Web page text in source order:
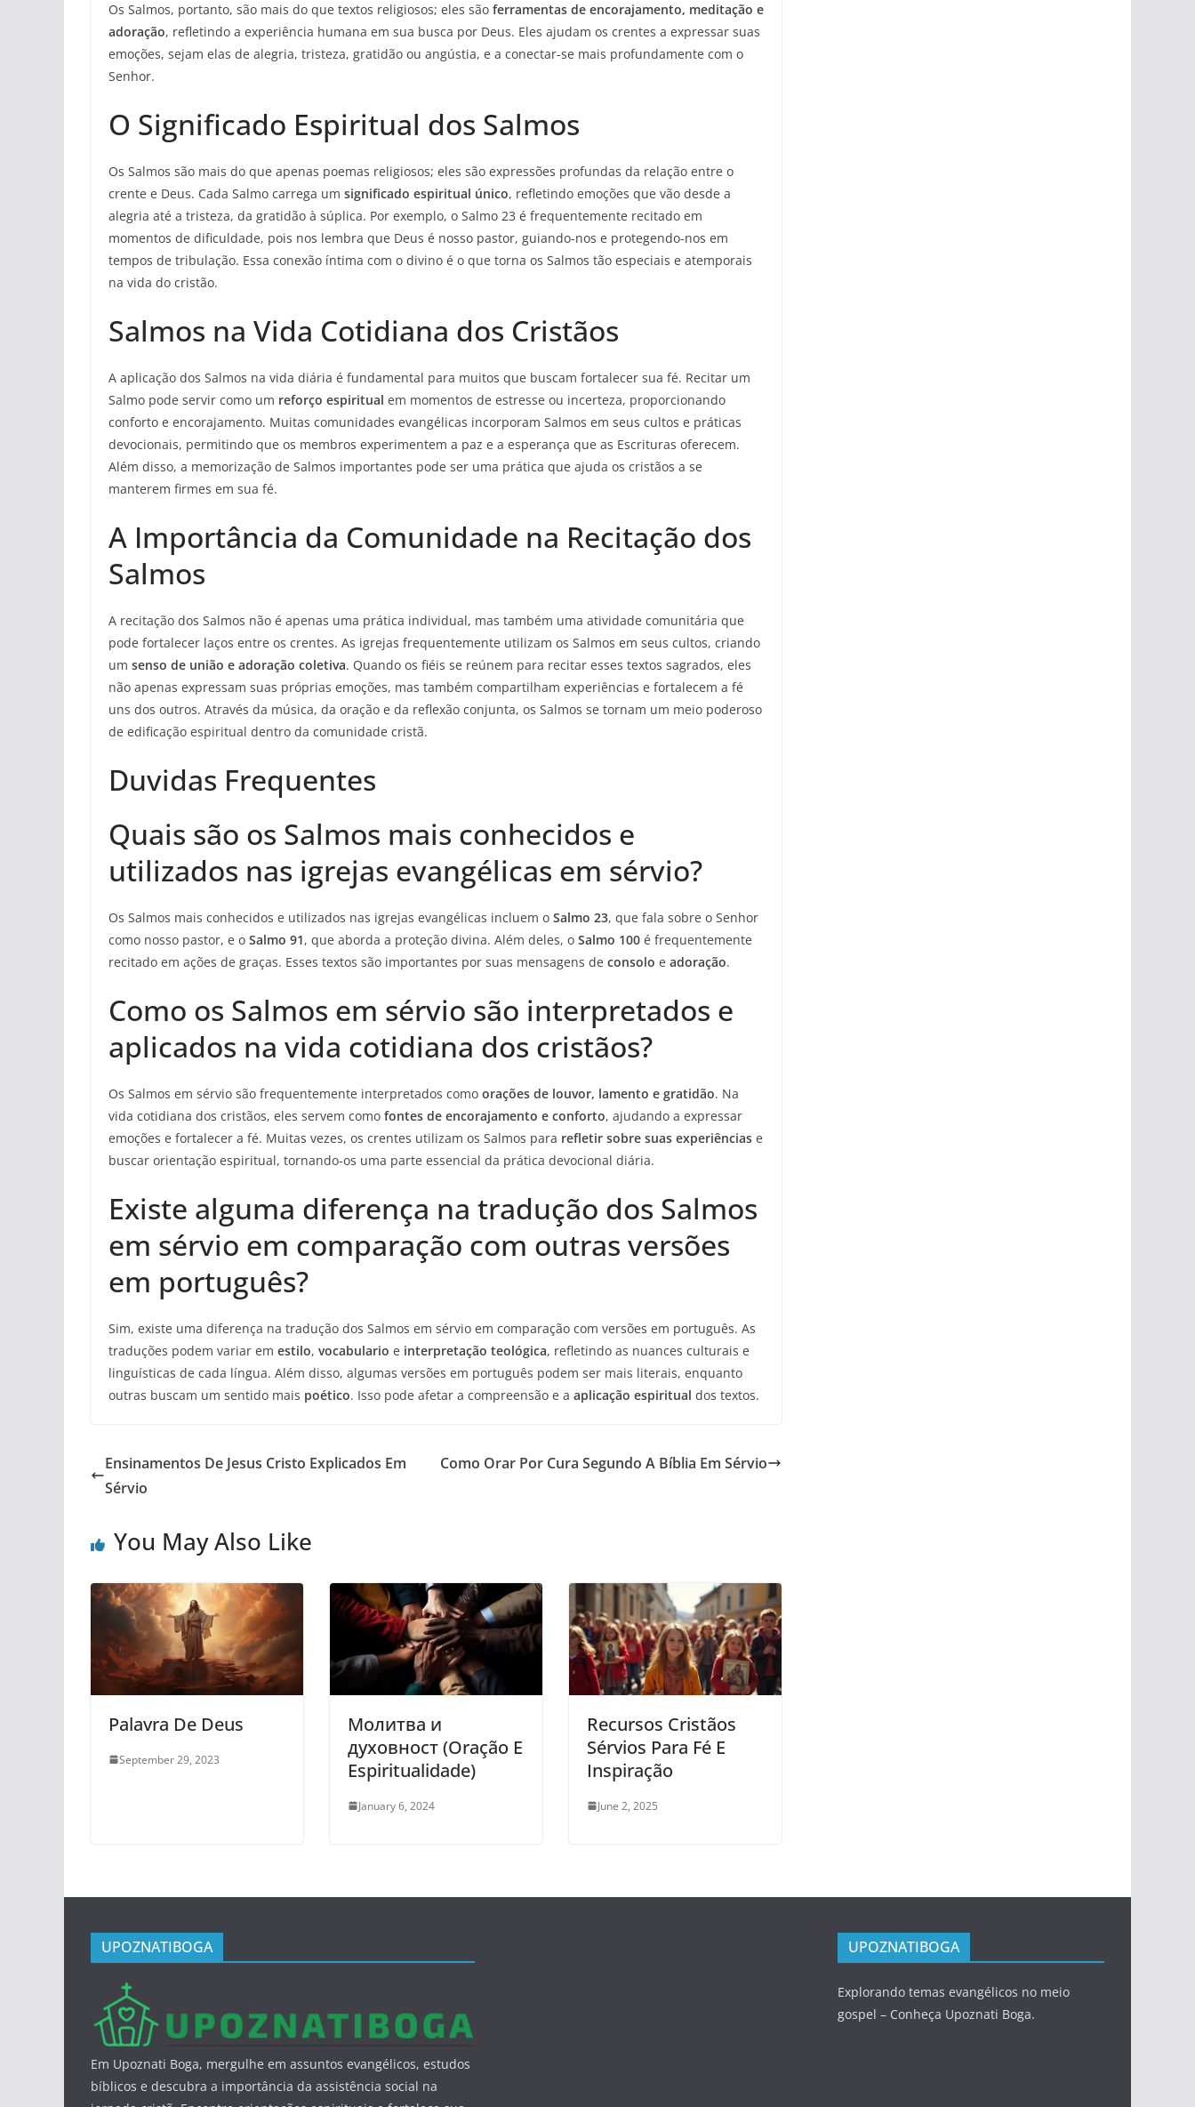
Os Salmos, portanto, são mais do que textos religiosos; eles são ferramentas de encorajamento, meditação e
adoração, refletindo a experiência humana em sua busca por Deus. Eles ajudam os crentes a expressar suas
emoções, sejam elas de alegria, tristeza, gratidão ou angústia, e a conectar-se mais profundamente com o
Senhor.
O Significado Espiritual dos Salmos
Os Salmos são mais do que apenas poemas religiosos; eles são expressões profundas da relação entre o
crente e Deus. Cada Salmo carrega um significado espiritual único, refletindo emoções que vão desde a
alegria até a tristeza, da gratidão à súplica. Por exemplo, o Salmo 23 é frequentemente recitado em
momentos de dificuldade, pois nos lembra que Deus é nosso pastor, guiando-nos e protegendo-nos em
tempos de tribulação. Essa conexão íntima com o divino é o que torna os Salmos tão especiais e atemporais
na vida do cristão.
Salmos na Vida Cotidiana dos Cristãos
A aplicação dos Salmos na vida diária é fundamental para muitos que buscam fortalecer sua fé. Recitar um
Salmo pode servir como um reforço espiritual em momentos de estresse ou incerteza, proporcionando
conforto e encorajamento. Muitas comunidades evangélicas incorporam Salmos em seus cultos e práticas
devocionais, permitindo que os membros experimentem a paz e a esperança que as Escrituras oferecem.
Além disso, a memorização de Salmos importantes pode ser uma prática que ajuda os cristãos a se
manterem firmes em sua fé.
A Importância da Comunidade na Recitação dos
Salmos
A recitação dos Salmos não é apenas uma prática individual, mas também uma atividade comunitária que
pode fortalecer laços entre os crentes. As igrejas frequentemente utilizam os Salmos em seus cultos, criando
um senso de união e adoração coletiva. Quando os fiéis se reúnem para recitar esses textos sagrados, eles
não apenas expressam suas próprias emoções, mas também compartilham experiências e fortalecem a fé
uns dos outros. Através da música, da oração e da reflexão conjunta, os Salmos se tornam um meio poderoso
de edificação espiritual dentro da comunidade cristã.
Duvidas Frequentes
Quais são os Salmos mais conhecidos e
utilizados nas igrejas evangélicas em sérvio?
Os Salmos mais conhecidos e utilizados nas igrejas evangélicas incluem o Salmo 23, que fala sobre o Senhor
como nosso pastor, e o Salmo 91, que aborda a proteção divina. Além deles, o Salmo 100 é frequentemente
recitado em ações de graças. Esses textos são importantes por suas mensagens de consolo e adoração.
Como os Salmos em sérvio são interpretados e
aplicados na vida cotidiana dos cristãos?
Os Salmos em sérvio são frequentemente interpretados como orações de louvor, lamento e gratidão. Na
vida cotidiana dos cristãos, eles servem como fontes de encorajamento e conforto, ajudando a expressar
emoções e fortalecer a fé. Muitas vezes, os crentes utilizam os Salmos para refletir sobre suas experiências e
buscar orientação espiritual, tornando-os uma parte essencial da prática devocional diária.
Existe alguma diferença na tradução dos Salmos
em sérvio em comparação com outras versões
em português?
Sim, existe uma diferença na tradução dos Salmos em sérvio em comparação com versões em português. As
traduções podem variar em estilo, vocabulario e interpretação teológica, refletindo as nuances culturais e
linguísticas de cada língua. Além disso, algumas versões em português podem ser mais literais, enquanto
outras buscam um sentido mais poético. Isso pode afetar a compreensão e a aplicação espiritual dos textos.
Ensinamentos De Jesus Cristo Explicados Em
Sérvio
Como Orar Por Cura Segundo A Bíblia Em Sérvio
You May Also Like
Palavra De Deus
September 29, 2023
Молитва и
духовност (Oração E
Espiritualidade)
January 6, 2024
Recursos Cristãos
Sérvios Para Fé E
Inspiração
June 2, 2025
UPOZNATIBOGA
Em Upoznati Boga, mergulhe em assuntos evangélicos, estudos
bíblicos e descubra a importância da assistência social na
UPOZNATIBOGA
Explorando temas evangélicos no meio
gospel – Conheça Upoznati Boga.